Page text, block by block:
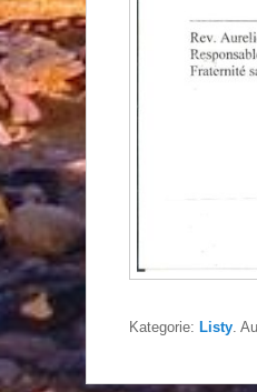
Kategorie: Listy.